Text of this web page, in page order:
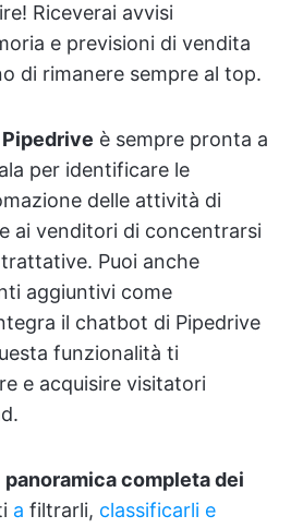
Riceverai avvisi
e previsioni di vendita
di rimanere sempre al top.
è sempre pronta a
per identificare le
delle attività di
ai venditori di concentrarsi
Puoi anche
aggiuntivi come
il chatbot di Pipedrive
funzionalità ti
e acquisire visitatori
panoramica completa dei
a filtrarli, classificarli e